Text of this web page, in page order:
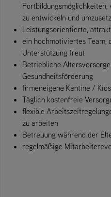
zu entwickeln und
Leistungsorientierte,
ein hochmotiviertes Team,
Unterstützung freut
Betriebliche
Gesundheitsförderung
firmeneigene Kantine /
Täglich kostenfreie
flexible
zu arbeiten
Betreuung während der
regelmäßige